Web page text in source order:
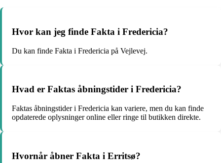
Hvor kan jeg finde Fakta i Fredericia?
Du kan finde Fakta i Fredericia på Vejlevej.
Hvad er Faktas åbningstider i Fredericia?
Faktas åbningstider i Fredericia kan variere, men du kan finde
opdaterede oplysninger online eller ringe til butikken direkte.
Hvornår åbner Fakta i Erritsø?